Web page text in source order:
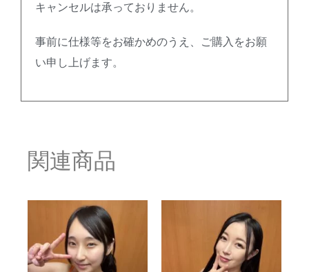
キャンセルは承っておりません。
事前に仕様等をお確かめのうえ、ご購入をお願
い申し上げます。
関連商品